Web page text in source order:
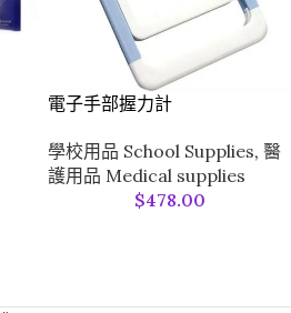
電子手部握力計
學校用品 School Supplies, 醫
護用品 Medical supplies
$478.00